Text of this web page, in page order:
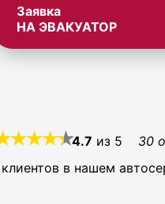
Заявка
НА ЭВАКУАТОР
4.7 из 5 30
в нашем